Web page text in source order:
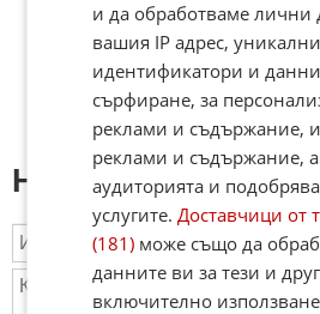
Напиши коментар:
и да обработваме лични
вашия IP адрес, уникални
идентификатори и
сърфиране, за
реклами и съдържание,
реклами и съдържание,
аудиторията и
услугите.Доставчици от
(181) може също да
данните ви за тези и
включително